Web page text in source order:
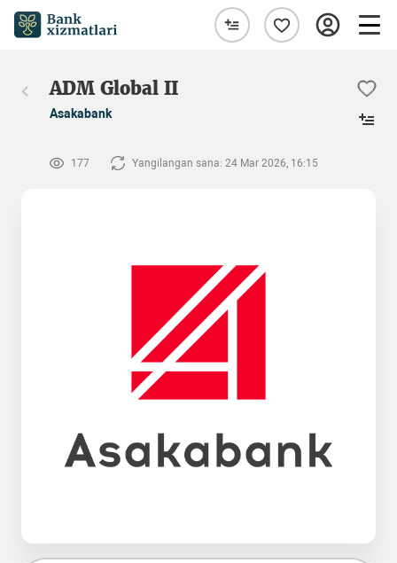
ADM Global II
Asakabank
177 Yangilangan sana: 24 Mar 2026, 16:15